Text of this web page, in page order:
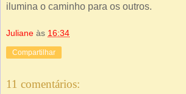
ilumina o caminho para os outros.
Juliane às 16:34
Compartilhar
11 comentários: